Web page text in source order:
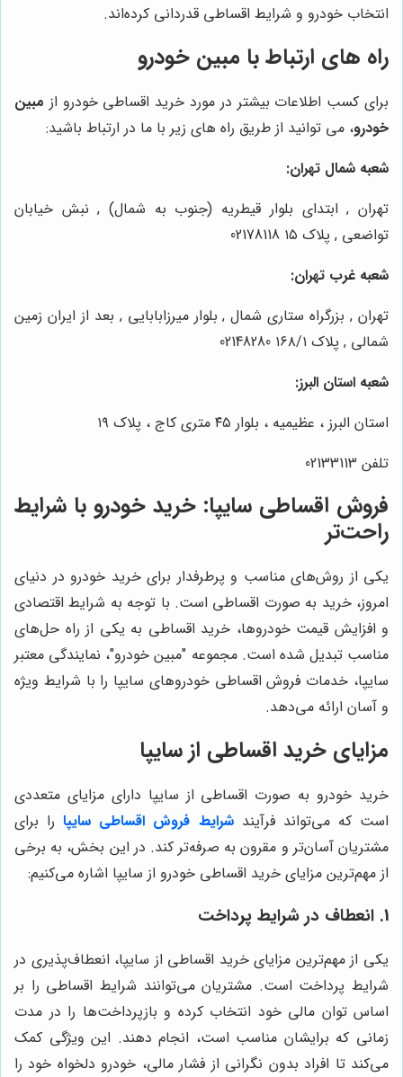
انتخاب خودرو و شرایط اقساطی قدردانی کرده‌اند.
راه های ارتباط با مبین خودرو
برای کسب اطلاعات بیشتر در مورد خرید اقساطی خودرو از مبین
خودرو، می توانید از طریق راه های زیر با ما در ارتباط باشید:
شعبه شمال تهران:
تهران , ابتدای بلوار قیطریه (جنوب به شمال) , نبش خیابان
تواضعی , پلاک ۱۵ 02178118
شعبه غرب تهران:
تهران , بزرگراه ستاری شمال , بلوار میرزابابایی , بعد از ایران زمین
شمالی , پلاک ۱۶۸/۱ 02148280
شعبه استان البرز:
استان البرز ، عظیمیه ، بلوار ۴۵ متری کاج ، پلاک ۱۹
تلفن 02133113
فروش اقساطی سایپا: خرید خودرو با شرایط
راحت‌تر
یکی از روش‌های مناسب و پرطرفدار برای خرید خودرو در دنیای
امروز، خرید به صورت اقساطی است. با توجه به شرایط اقتصادی
و افزایش قیمت خودروها، خرید اقساطی به یکی از راه حل‌های
مناسب تبدیل شده است. مجموعه "مبین خودرو"، نمایندگی معتبر
سایپا، خدمات فروش اقساطی خودروهای سایپا را با شرایط ویژه
و آسان ارائه می‌دهد.
مزایای خرید اقساطی از سایپا
خرید خودرو به صورت اقساطی از سایپا دارای مزایای متعددی
است که می‌تواند فرآیندشرایط فروش اقساطی سایپارا برای
مشتریان آسان‌تر و مقرون به صرفه‌تر کند. در این بخش، به برخی
از مهم‌ترین مزایای خرید اقساطی خودرو از سایپا اشاره می‌کنیم:
1. انعطاف در شرایط پرداخت
یکی از مهم‌ترین مزایای خرید اقساطی از سایپا، انعطاف‌پذیری در
شرایط پرداخت است. مشتریان می‌توانند شرایط اقساطی را بر
اساس توان مالی خود انتخاب کرده و بازپرداخت‌ها را در مدت
زمانی که برایشان مناسب است، انجام دهند. این ویژگی کمک
می‌کند تا افراد بدون نگرانی از فشار مالی، خودرو دلخواه خود را